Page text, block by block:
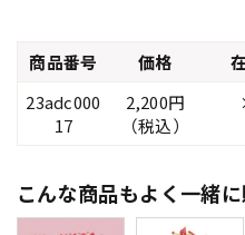
商品番号 価格
23adc000
17
2,200円
（税込）
こんな商品もよく一緒